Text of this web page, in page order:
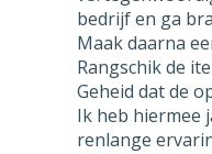
bedrijf en ga
Maak daarna
Rangschik de
Geheid dat de
Ik heb hiermee
renlange